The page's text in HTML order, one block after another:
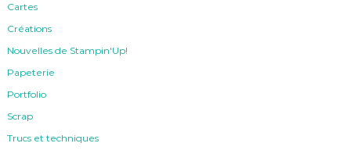
Cartes
Créations
Nouvelles de Stampin'Up!
Papeterie
Portfolio
Scrap
Trucs et techniques